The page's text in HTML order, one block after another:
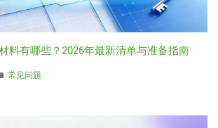
料有哪些？2026年最新清单与准备指南
常见问题